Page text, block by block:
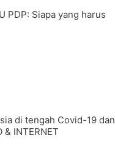
PDP: Siapa yang harus
di tengah Covid-19 dan
& INTERNET